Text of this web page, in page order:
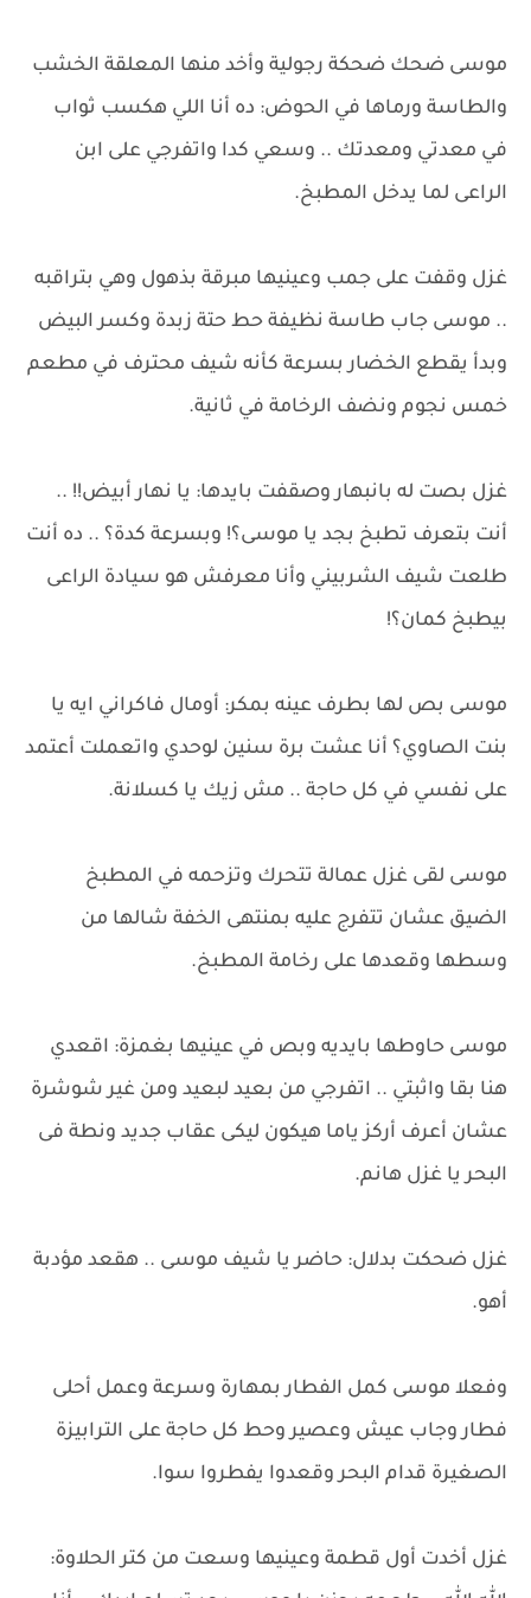
موسى ضحك ضحكة رجولية وأخد منها المعلقة الخشب
والطاسة ورماها في الحوض: ده أنا اللي هكسب ثواب
في معدتي ومعدتك .. وسعي كدا واتفرجي على ابن
الراعى لما يدخل المطبخ.
غزل وقفت على جمب وعينيها مبرقة بذهول وهي بتراقبه
.. موسى جاب طاسة نظيفة حط حتة زبدة وكسر البيض
وبدأ يقطع الخضار بسرعة كأنه شيف محترف في مطعم
خمس نجوم ونضف الرخامة في ثانية.
غزل بصت له بانبهار وصقفت بايدها: يا نهار أبيض!! ..
أنت بتعرف تطبخ بجد يا موسى؟! وبسرعة كدة؟ .. ده أنت
طلعت شيف الشربيني وأنا معرفش هو سيادة الراعى
بيطبخ كمان؟!
موسى بص لها بطرف عينه بمكر: أومال فاكراني ايه يا
بنت الصاوي؟ أنا عشت برة سنين لوحدي واتعملت أعتمد
على نفسي في كل حاجة .. مش زيك يا كسلانة.
موسى لقى غزل عمالة تتحرك وتزحمه في المطبخ
الضيق عشان تتفرج عليه بمنتهى الخفة شالها من
وسطها وقعدها على رخامة المطبخ.
موسى حاوطها بايديه وبص في عينيها بغمزة: اقعدي
هنا بقا واثبتي .. اتفرجي من بعيد لبعيد ومن غير شوشرة
عشان أعرف أركز ياما هيكون ليكى عقاب جديد ونطة فى
البحر يا غزل هانم.
غزل ضحكت بدلال: حاضر يا شيف موسى .. هقعد مؤدبة
أهو.
وفعلا موسى كمل الفطار بمهارة وسرعة وعمل أحلى
فطار وجاب عيش وعصير وحط كل حاجة على الترابيزة
الصغيرة قدام البحر وقعدوا يفطروا سوا.
غزل أخدت أول قطمة وعينيها وسعت من كتر الحلاوة: